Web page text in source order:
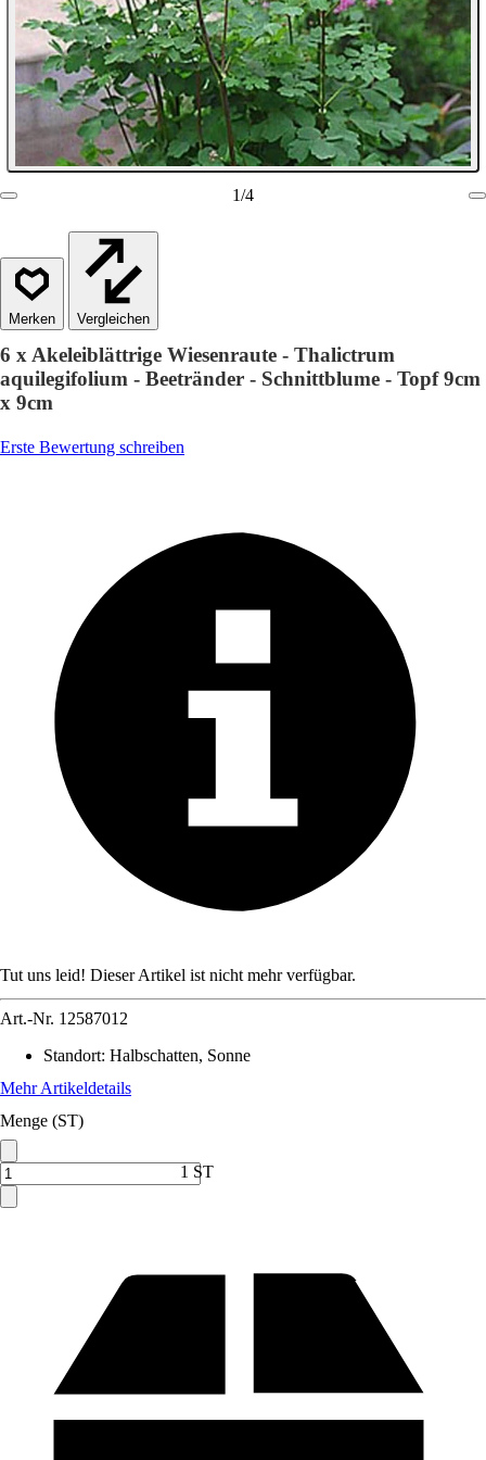
1/4
Vergleichen
6 x Akeleiblättrige Wiesenraute - Thalictrum
aquilegifolium - Beetränder - Schnittblume - Topf 9cm
x 9cm
Erste Bewertung schreiben
Tut uns leid! Dieser Artikel ist nicht mehr verfügbar.
Art.-Nr. 12587012
Standort: Halbschatten, Sonne
Mehr Artikeldetails
Menge (ST)
1 ST